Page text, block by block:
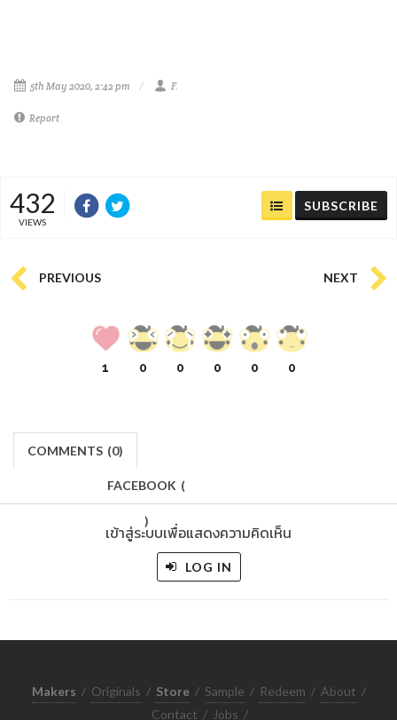
5th May 2020, 2:42 pm F.
Report
432
VIEWS
SUBSCRIBE
PREVIOUS NEXT
1 0 0 0 0 0
COMMENTS (0)
FACEBOOK (
)
เข้าสู่ระบบเพื่อแสดงความคิดเห็น
LOG IN
Makers / Originals / Store / Sample / Redeem / About /
Contact / Jobs /